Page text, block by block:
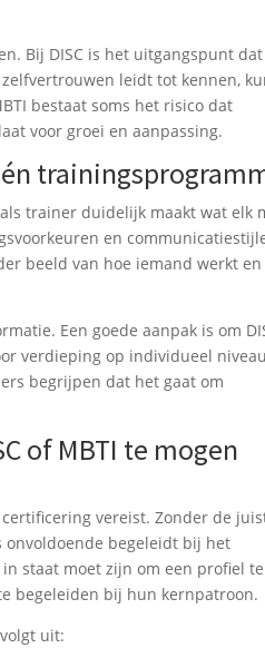
Bij DISC is het uitgangspunt dat
leidt tot kennen,
bestaat soms het risico dat
voor groei en aanpassing.
trainer duidelijk maakt wat elk
en
beeld van hoe iemand werkt en
Een goede aanpak is om
verdieping op individueel
begrijpen dat het gaat om
of MBTI te mogen
vereist. Zonder de
begeleidt bij het
staat moet zijn om een profiel te
begeleiden bij hun kernpatroon.
uit: